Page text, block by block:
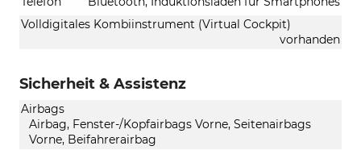
Volldigitales Kombiinstrument (Virtual Cockpit)
vorhanden
Sicherheit & Assistenz
Airbags
Airbag, Fenster-/Kopfairbags Vorne, Seitenairbags
Vorne, Beifahrerairbag